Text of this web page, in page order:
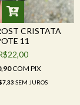
CRISTATA
11
COM PIX
SEM JUROS